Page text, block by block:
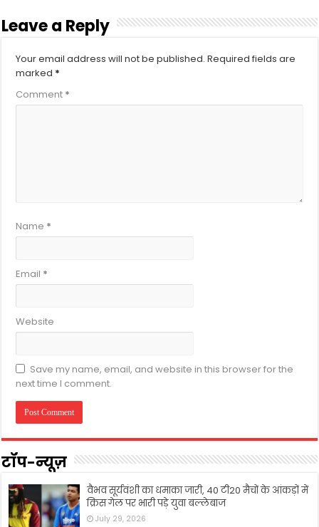
Leave a Reply
Your email address will not be published. Required fields are
marked *
Comment *
Name *
Email *
Website
Save my name, email, and website in this browser for the
next time I comment.
टॉप-न्यूज़
वैभव सूर्यवंशी का धमाका जारी, 40 टी20 मैचों के आंकड़ों में
क्रिस गेल पर भारी पड़े युवा बल्लेबाज
July 29, 2026